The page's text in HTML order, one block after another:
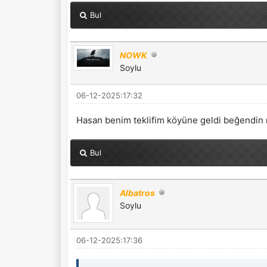
Bul
NOWK
Soylu
06-12-2025:17:32
Hasan benim teklifim köyüne geldi beğendin
Bul
Albatros
Soylu
06-12-2025:17:36